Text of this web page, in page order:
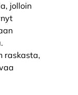
jolloin
raskasta,